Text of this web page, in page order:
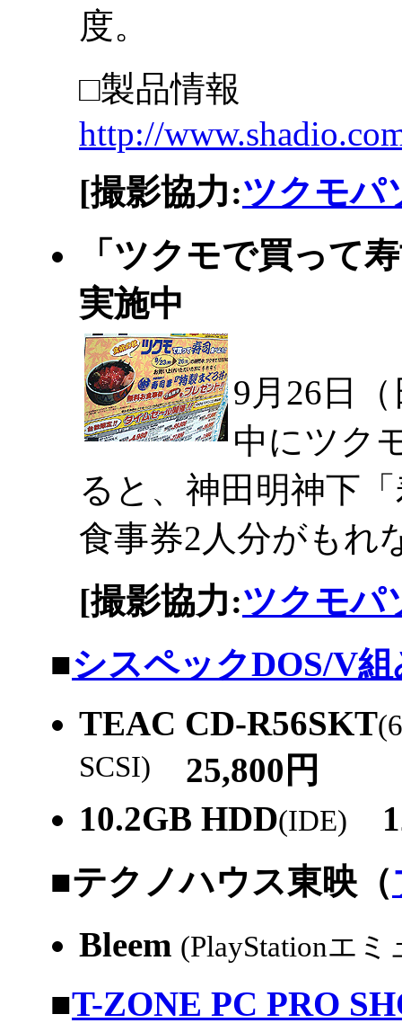
度。
□製品情報
http://
[撮影協力:ツクモパ
「ツクモで買って
実施中
9月26日
中にツク
ると、神田明神下
食事券2人分がもれ
[撮影協力:ツクモパ
■シスペックDOS/V
TEAC CD-R56SKT
SCSI) 25,800円
10.2GB HDD(IDE)
■テクノハウス東映（
Bleem (PlayStationエ
■T-ZONE PC PRO